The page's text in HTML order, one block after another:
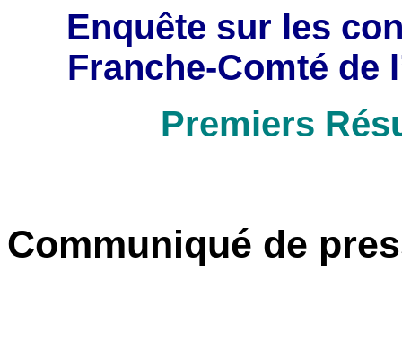
Enquête sur les
Franche-Comté de
Premiers
Communiqué de